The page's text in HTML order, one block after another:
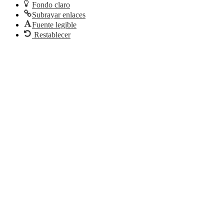
Fondo claro
Subrayar enlaces
Fuente legible
Restablecer